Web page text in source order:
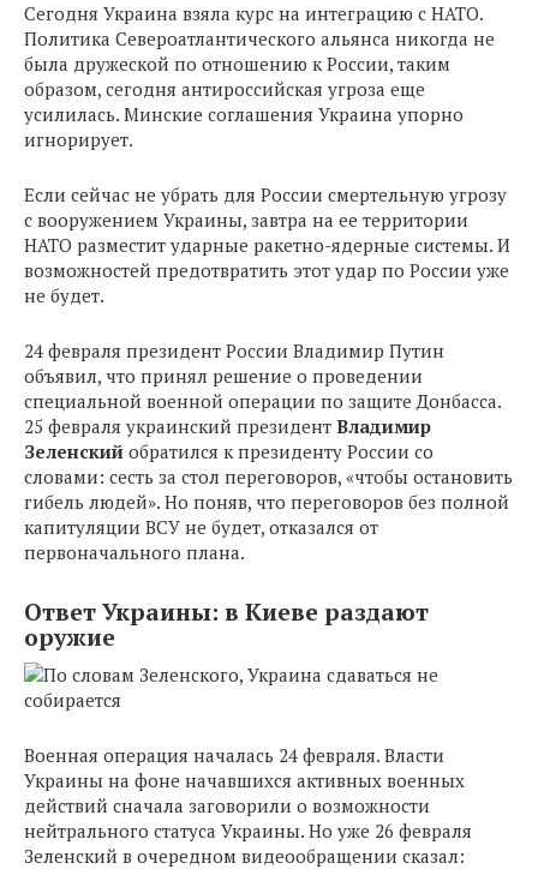
Сегодня Украина взяла курс на интеграцию с НАТО.
Политика Североатлантического альянса никогда не
была дружеской по отношению к России, таким
образом, сегодня антироссийская угроза еще
усилилась. Минские соглашения Украина упорно
игнорирует.
Если сейчас не убрать для России смертельную угрозу
с вооружением Украины, завтра на ее территории
НАТО разместит ударные ракетно-ядерные системы. И
возможностей предотвратить этот удар по России уже
не будет.
24 февраля президент России Владимир Путин
объявил, что принял решение о проведении
специальной военной операции по защите Донбасса.
25 февраля украинский президент Владимир
Зеленский обратился к президенту России со
словами: сесть за стол переговоров, «чтобы остановить
гибель людей». Но поняв, что переговоров без полной
капитуляции ВСУ не будет, отказался от
первоначального плана.
Ответ Украины: в Киеве раздают
оружие
Военная операция началась 24 февраля. Власти
Украины на фоне начавшихся активных военных
действий сначала заговорили о возможности
нейтрального статуса Украины. Но уже 26 февраля
Зеленский в очередном видеообращении сказал: